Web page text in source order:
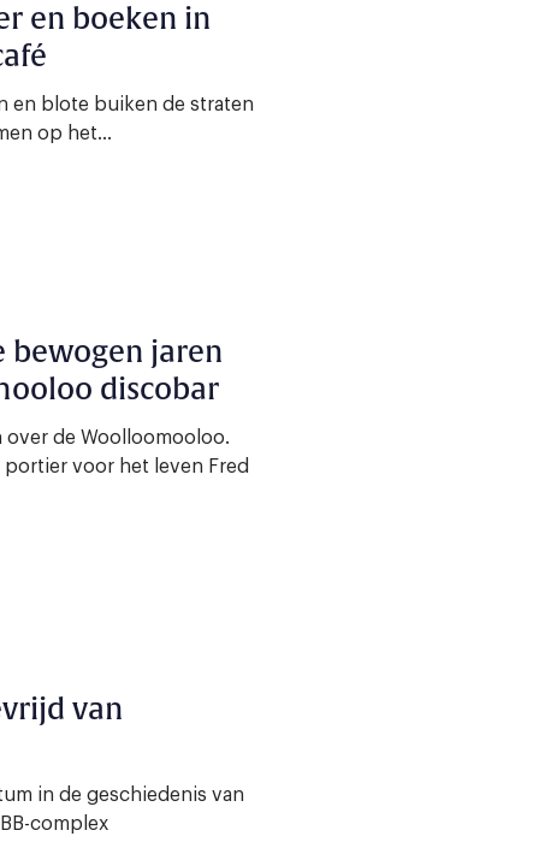
en boeken in
en blote buiken de straten
op het...
bewogen jaren
discobar
over de Woolloomooloo.
voor het leven Fred
van
in de geschiedenis van
complex